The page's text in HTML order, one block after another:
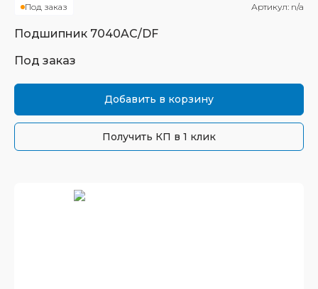
Под заказ Артикул: n/a
Подшипник 7040AC/DF
Под заказ
Добавить в корзину
Получить КП в 1 клик